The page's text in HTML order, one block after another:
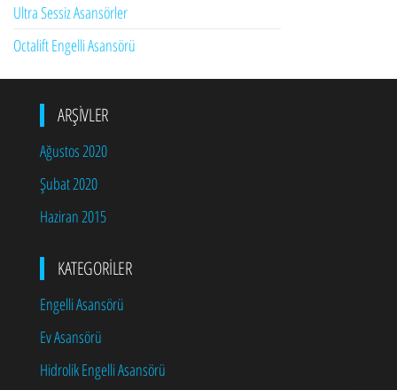
Ultra Sessiz Asansörler
Octalift Engelli Asansörü
ARŞIVLER
Ağustos 2020
Şubat 2020
Haziran 2015
KATEGORILER
Engelli Asansörü
Ev Asansörü
Hidrolik Engelli Asansörü